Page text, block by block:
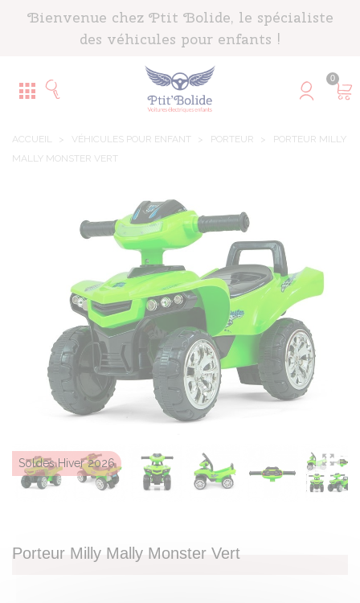
Bienvenue chez Ptit Bolide, le spécialiste
des véhicules pour enfants !
0
ACCUEIL > VÉHICULES POUR ENFANT > PORTEUR >
PORTEUR MILLY
MALLY MONSTER VERT
Soldes Hiver 2026
Porteur Milly Mally Monster Vert